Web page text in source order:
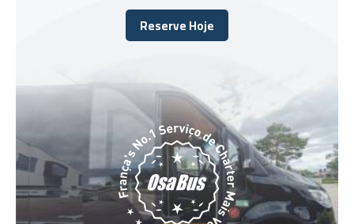
Reserve Hoje
Reserve Hoje